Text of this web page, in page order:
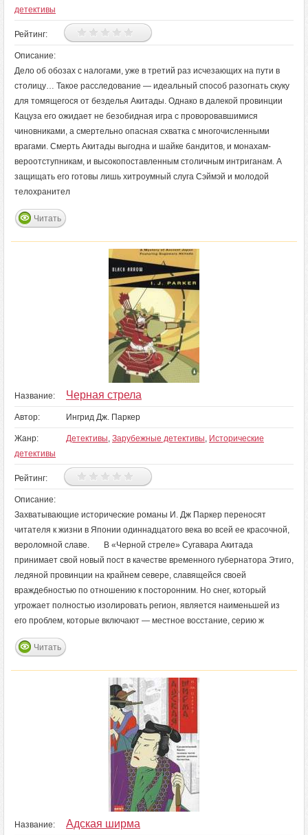
детективы
Рейтинг:
Описание:
Дело об обозах с налогами, уже в третий раз исчезающих на пути в
столицу… Такое расследование — идеальный способ разогнать скуку
для томящегося от безделья Акитады. Однако в далекой провинции
Кацуза его ожидает не безобидная игра с проворовавшимися
чиновниками, а смертельно опасная схватка с многочисленными
врагами. Смерть Акитады выгодна и шайке бандитов, и монахам-
вероотступникам, и высокопоставленным столичным интриганам. А
защищать его готовы лишь хитроумный слуга Сэймэй и молодой
телохранител
Читать
Название: Черная стрела
Автор: Ингрид Дж. Паркер
Жанр: Детективы, Зарубежные детективы, Исторические
детективы
Рейтинг:
Описание:
Захватывающие исторические романы И. Дж Паркер переносят
читателя к жизни в Японии одиннадцатого века во всей ее красочной,
вероломной славе. В «Черной стреле» Сугавара Акитада
принимает свой новый пост в качестве временного губернатора Этиго,
ледяной провинции на крайнем севере, славящейся своей
враждебностью по отношению к посторонним. Но снег, который
угрожает полностью изолировать регион, является наименьшей из
его проблем, которые включают — местное восстание, серию ж
Читать
Название: Адская ширма